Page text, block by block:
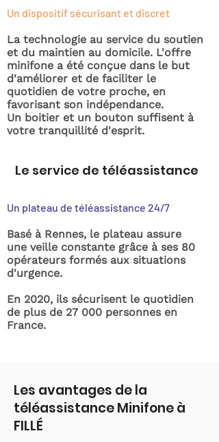
Un dispositif sécurisant et discret
La technologie au service du soutien
et du maintien au domicile. L'offre
minifone a été conçue dans le but
d'améliorer et de faciliter le
quotidien de votre proche, en
favorisant son indépendance.
Un boitier et un bouton suffisent à
votre tranquillité d'esprit.
Le service de téléassistance
Un plateau de téléassistance 24/7
Basé à Rennes, le plateau assure
une veille constante grâce à ses 80
opérateurs formés aux situations
d'urgence.
En 2020, ils sécurisent le quotidien
de plus de 27 000 personnes en
France.
Les avantages de la
téléassistance Minifone à
FILLÉ